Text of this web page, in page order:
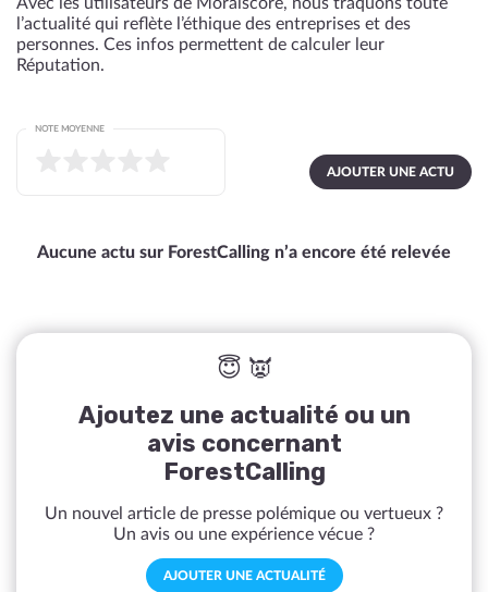
l’actualité qui reflète l’éthique des entreprises et des
personnes. Ces infos permettent de calculer leur
Réputation.
AJOUTER UNE ACTU
NOTE MOYENNE
Aucune actu sur ForestCalling n’a encore été relevée
😇 👿
Ajoutez une actualité ou un
avis concernant
ForestCalling
Un nouvel article de presse polémique ou vertueux ?
Un avis ou une expérience vécue ?
AJOUTER UNE ACTUALITÉ